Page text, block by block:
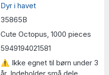
Dyr i havet
35865B
Cute Octopus, 1000 pieces
5949194021581
⚠ Ikke egnet til børn under 3
år. Indeholder små dele.